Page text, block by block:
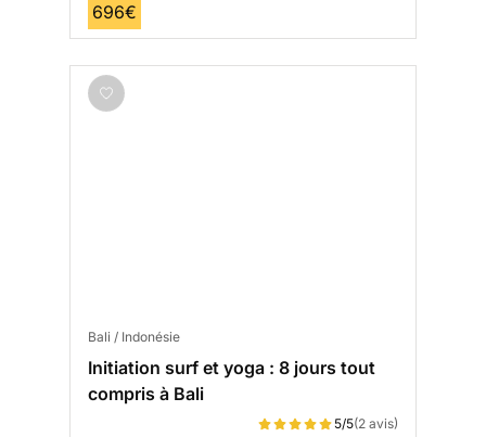
696€
Bali / Indonésie
Initiation surf et yoga : 8 jours tout
compris à Bali
5/5(2 avis)